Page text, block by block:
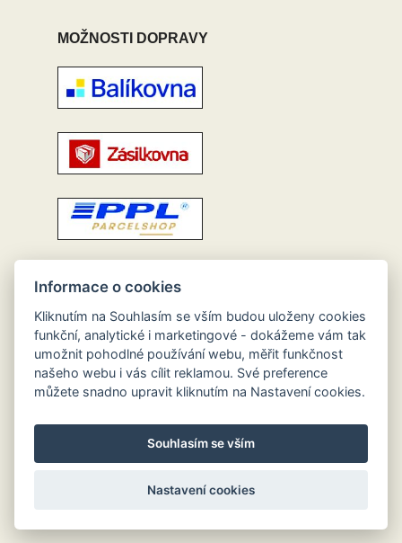
MOŽNOSTI DOPRAVY
Informace o cookies
Kliknutím na Souhlasím se vším budou uloženy cookies
funkční, analytické i marketingové - dokážeme vám tak
umožnit pohodlné používání webu, měřit funkčnost
našeho webu i vás cílit reklamou. Své preference
můžete snadno upravit kliknutím na Nastavení cookies.
Souhlasím se vším
Nastavení cookies